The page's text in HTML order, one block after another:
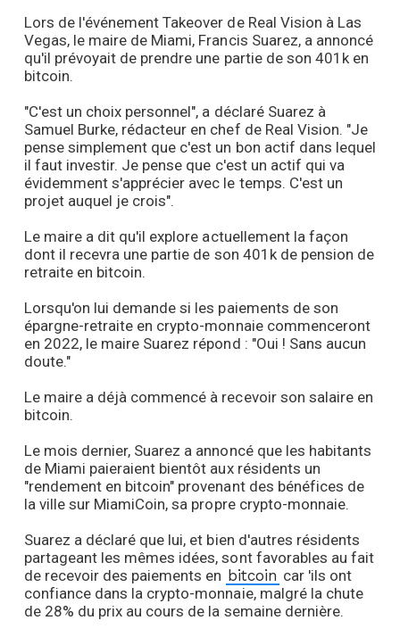
Lors de l'événement Takeover de Real Vision à Las
Vegas, le maire de Miami, Francis Suarez, a annoncé
qu'il prévoyait de prendre une partie de son 401k en
bitcoin.
"C'est un choix personnel", a déclaré Suarez à
Samuel Burke, rédacteur en chef de Real Vision. "Je
pense simplement que c'est un bon actif dans lequel
il faut investir. Je pense que c'est un actif qui va
évidemment s'apprécier avec le temps. C'est un
projet auquel je crois".
Le maire a dit qu'il explore actuellement la façon
dont il recevra une partie de son 401k de pension de
retraite en bitcoin.
Lorsqu'on lui demande si les paiements de son
épargne-retraite en crypto-monnaie commenceront
en 2022, le maire Suarez répond : "Oui ! Sans aucun
doute."
Le maire a déjà commencé à recevoir son salaire en
bitcoin.
Le mois dernier, Suarez a annoncé que les habitants
de Miami paieraient bientôt aux résidents un
"rendement en bitcoin" provenant des bénéfices de
la ville sur MiamiCoin, sa propre crypto-monnaie.
Suarez a déclaré que lui, et bien d'autres résidents
partageant les mêmes idées, sont favorables au fait
de recevoir des paiements en bitcoin car 'ils ont
confiance dans la crypto-monnaie, malgré la chute
de 28% du prix au cours de la semaine dernière.